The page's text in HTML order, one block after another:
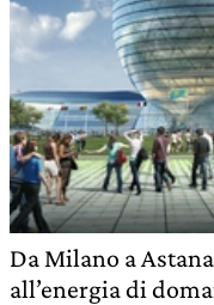
Da Milano a
all’energia di